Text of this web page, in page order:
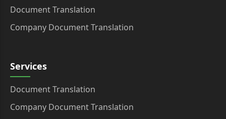
Document Translation
Company Document Translation
Services
Document Translation
Company Document Translation